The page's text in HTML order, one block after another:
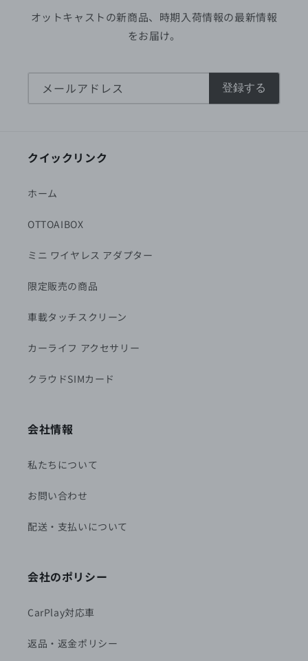
オットキャストの新商品、時期入荷情報の最新情報
をお届け。
メールアドレス 登録する
クイックリンク
ホーム
OTTOAIBOX
ミニ ワイヤレス アダプター
限定販売の商品
車載タッチスクリーン
カーライフ アクセサリー
クラウドSIMカード
会社情報
私たちについて
お問い合わせ
配送・支払いについて
会社のポリシー
CarPlay対応車
返品・返金ポリシー